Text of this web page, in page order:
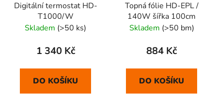
Digitální termostat HD-
T1000/W
Skladem (>50 ks)
1 340 Kč
DO KOŠÍKU
Topná fólie HD-EPL /
140W šířka 100cm
Skladem (>50 bm)
884 Kč
DO KOŠÍKU